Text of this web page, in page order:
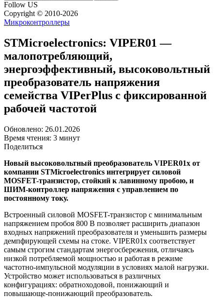
Follow US
Copyright © 2010-2026
Микроконтроллеры
STMicroelectronics: VIPER01 —
малопотребляющий,
энергоэффективный, высоковольтный
преобразователь напряжения
семейства VIPerPlus с фиксированной
рабочей частотой
Обновлено: 26.01.2026
Время чтения: 3 минут
Поделиться
Новый высоковольтный преобразователь VIPER01x от
компании STMicroelectronics интегрирует силовой
MOSFET-транзистор, стойкий к лавинному пробою, и
ШИМ-контроллер напряжения с управлением по
постоянному току.
Встроенный силовой MOSFET-транзистор с минимальным
напряжением пробоя 800 В позволяет расширить диапазон
входных напряжений преобразователя и уменьшить размеры
демпфирующей схемы на стоке. VIPER01x соответствует
самым строгим стандартам энергосбережения, отличаясь
низкой потребляемой мощностью и работая в режиме
частотно-импульсной модуляции в условиях малой нагрузки.
Устройство может использоваться в различных
конфигурациях: обратноходовой, понижающий и
повышающе-понижающий преобразователь.